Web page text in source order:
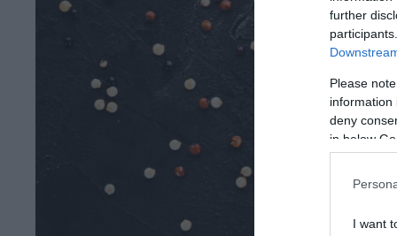
further
Please
information
deny
in below
I want